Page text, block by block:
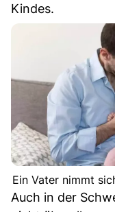
Kindes.
Ein Vater nimmt
Auch in der